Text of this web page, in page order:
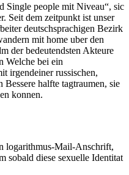
Single people mit Niveau“, sic
Seit dem zeitpunkt ist unser
deutschsprachigen Bezirk
mit home uber den
der bedeutendsten Akteure
Welche bei ein
irgendeiner russischen,
halfte tagtraumen, sie
konnen.
logarithmus-Mail-Anschrift,
sobald diese sexuelle Identitat